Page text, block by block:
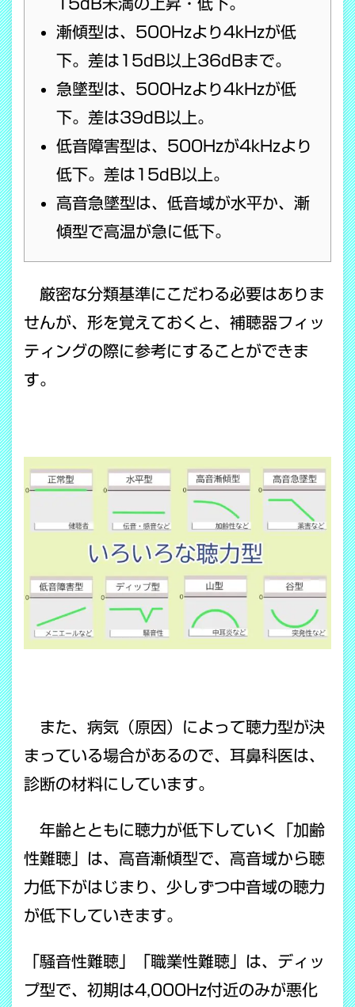
15dB未満の上昇・低下。
漸傾型は、500Hzより4kHzが低
下。差は15dB以上36dBまで。
急墜型は、500Hzより4kHzが低
下。差は39dB以上。
低音障害型は、500Hzが4kHzより
低下。差は15dB以上。
高音急墜型は、低音域が水平か、漸
傾型で高温が急に低下。
厳密な分類基準にこだわる必要はありま
せんが、形を覚えておくと、補聴器フィッ
ティングの際に参考にすることができま
す。
また、病気（原因）によって聴力型が決
まっている場合があるので、耳鼻科医は、
診断の材料にしています。
年齢とともに聴力が低下していく「加齢
性難聴」は、高音漸傾型で、高音域から聴
力低下がはじまり、少しずつ中音域の聴力
が低下していきます。
「騒音性難聴」「職業性難聴」は、ディッ
プ型で、初期は4,000Hz付近のみが悪化